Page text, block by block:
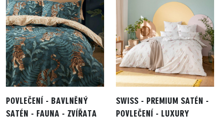
POVLEČENÍ - BAVLNĚNÝ
SATÉN - FAUNA - ZVÍŘATA
SWISS - PREMIUM SATÉN -
POVLEČENÍ - LUXURY